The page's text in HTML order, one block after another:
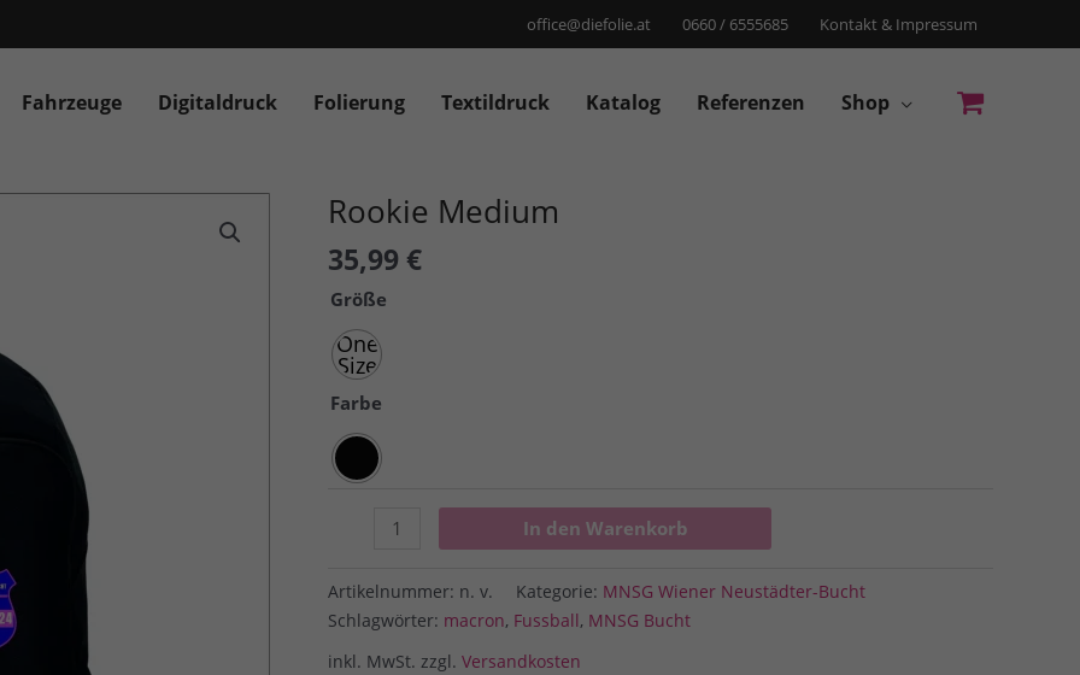
office@diefolie.at 0660 / 6555685 Kontakt & Impressum
Fahrzeuge Digitaldruck Folierung Textildruck Katalog Referenzen Shop
Rookie Medium
35,99 €
Größe
One
Size
Farbe
In den Warenkorb
Artikelnummer: n. v. Kategorie: MNSG Wiener Neustädter-Bucht
Schlagwörter: macron, Fussball, MNSG Bucht
inkl. MwSt. zzgl. Versandkosten